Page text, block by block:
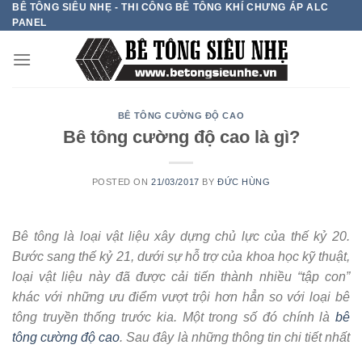
Skip
to
BÊ TÔNG SIÊU NHẸ - THI CÔNG BÊ TÔNG KHÍ CHƯNG ÁP ALC
PANEL
BÊ TÔNG CƯỜNG ĐỘ CAO
Bê tông cường độ cao là gì?
POSTED ON21/03/2017 BY ĐỨC HÙNG
Bê tông là loại vật liệu xây dựng chủ lực của thế kỷ 20.
Bước sang thế kỷ 21, dưới sự hỗ trợ của khoa học kỹ thuật,
loại vật liệu này đã được cải tiến thành nhiều “tập con”
khác với những ưu điểm vượt trội hơn hẳn so với loại bê
tông truyền thống trước kia. Một trong số đó chính là bê
tông cường độ cao. Sau đây là những thông tin chi tiết nhất